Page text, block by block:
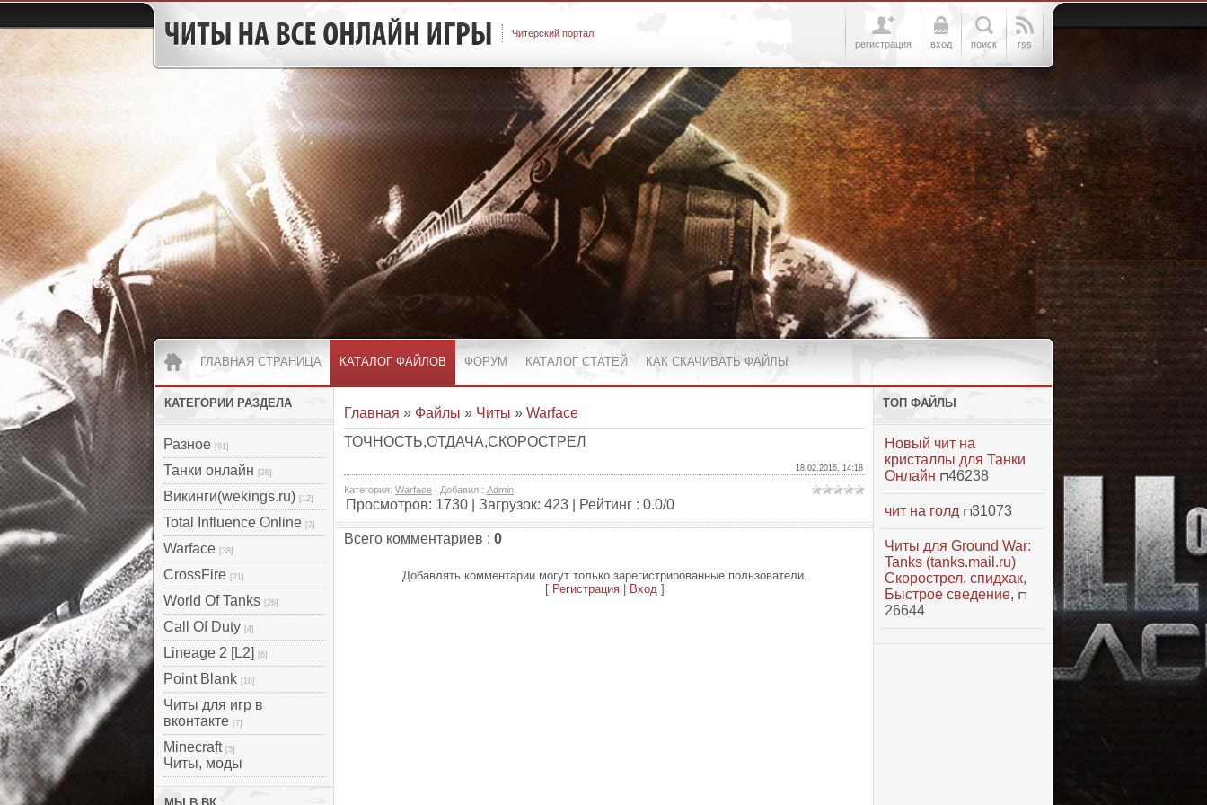
Читерский портал
регистрация
вход поиск rss
ГЛАВНАЯ СТРАНИЦА КАТАЛОГ ФАЙЛОВ ФОРУМ КАТАЛОГ СТАТЕЙ КАК СКАЧИВАТЬ ФАЙЛЫ
КАТЕГОРИИ РАЗДЕЛА
Разное [91]
Танки онлайн [26]
Викинги(wekings.ru) [12]
Total Influence Online [2]
Warface [38]
CrossFire [21]
World Of Tanks [26]
Call Of Duty [4]
Lineage 2 [L2] [6]
Point Blank [16]
Читы для игр в
вконтакте [7]
Minecraft [5]
Читы, моды
Главная » Файлы » Читы » Warface
ТОЧНОСТЬ,ОТДАЧА,СКОРОСТРЕЛ
18.02.2016, 14:18
Категория: Warface | Добавил : Admin
Просмотров: 1730 Загрузок: 423 Рейтинг : 0.0/0
Всего комментариев : 0
Добавлять комментарии могут только зарегистрированные пользователи.
[ Регистрация| Вход]
ТОП ФАЙЛЫ
Новый чит на
кристаллы для Танки
Онлайн
46238
чит на голд 31073
Читы для Ground War:
Tanks (tanks.mail.ru)
Скорострел, спидхак,
Быстрое сведение,
26644